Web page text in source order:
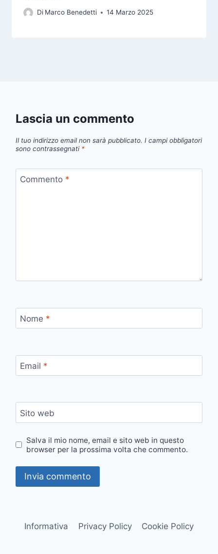
Di Marco Benedetti 14 Marzo 2025
Lascia un commento
Il tuo indirizzo email non sarà pubblicato. I campi obbligatori
sono contrassegnati *
Commento *
Nome *
Email *
Sito web
Salva il mio nome, email e sito web in questo
browser per la prossima volta che commento.
Informativa Privacy Policy Cookie Policy